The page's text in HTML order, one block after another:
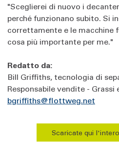
"Sceglierei di nuovo i
perché funzionano subito. Si
correttamente e le macchine
cosa più importante per me."
Redatto da:
Bill Griffiths, tecnologia di
Responsabile vendite - Grassi
bgriffiths@flottweg.net
Scaricate qui